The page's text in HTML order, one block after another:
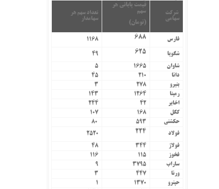
شرکت
سهامی
قیمت پایانی هر
سهم
(تومان)
تعداد سهم هر
سهامدار
فارس ۶۸۸ ۱۱۶۸
شگویا ۶۲۵ ۴۹
شاوان ۱۶۶۵
۵
دانا
۲۱۰
۴۵
بنیرو
۲۷۸
۳
رمپنا
۱۲۶۴
۱۴۳
اخابر
۴۲
۲۴۴
کگل
۱۶۸
۱۰۷
حکشتی‌
۵۹۳
فولاد
۲۲۴ ۲۵۲۰
فولاژ ۳۴۴
۴۸
فخوز
۱۱۵
۱۱۶
ساراب
۳۷۹۵
۹
ورنا
۴۴۷
۳
حپترو
۱۳۷۰
۱